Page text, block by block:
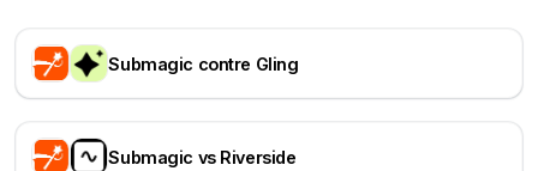
Submagic contre Gling
Submagic vs Riverside